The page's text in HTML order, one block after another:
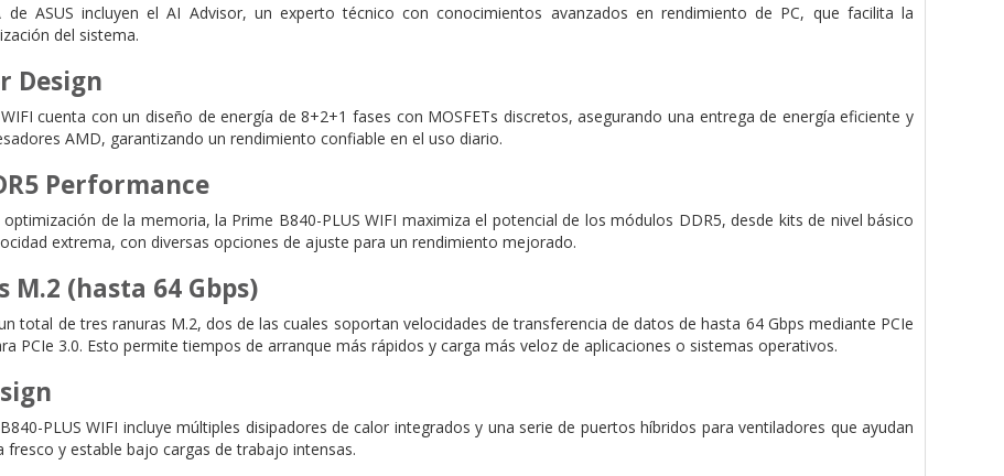
de ASUS incluyen el AI Advisor, un experto técnico con conocimientos avanzados en rendimiento de PC, que facilita la
del sistema.
Design
cuenta con un diseño de energía de 8+2+1 fases con MOSFETs discretos, asegurando una entrega de energía eficiente y
AMD, garantizando un rendimiento confiable en el uso diario.
Performance
de la memoria, la Prime B840-PLUS WIFI maximiza el potencial de los módulos DDR5, desde kits de nivel básico
extrema, con diversas opciones de ajuste para un rendimiento mejorado.
M.2 (hasta 64 Gbps)
total de tres ranuras M.2, dos de las cuales soportan velocidades de transferencia de datos de hasta 64 Gbps mediante PCIe
PCIe 3.0. Esto permite tiempos de arranque más rápidos y carga más veloz de aplicaciones o sistemas operativos.
PLUS WIFI incluye múltiples disipadores de calor integrados y una serie de puertos híbridos para ventiladores que ayudan
fresco y estable bajo cargas de trabajo intensas.